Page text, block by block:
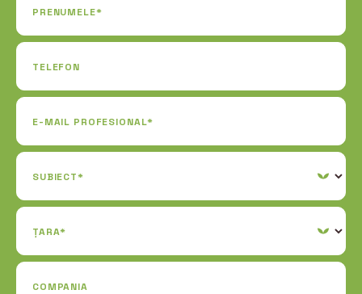
PRENUMELE*
TELEFON
E-MAIL PROFESIONAL*
SUBIECT*
ȚARA*
COMPANIA